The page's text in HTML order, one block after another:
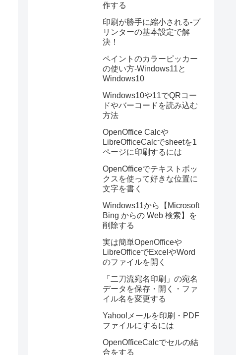
作する
印刷が勝手に縮小される-プ
リンターの基本設定で解
決！
ペイントのカラーピッカー
の使い方-Windows11と
Windows10
Windows10や11でQRコー
ドやバーコードを読み込む
方法
OpenOffice Calcや
LibreOfficeCalcでsheetを1
ページに印刷するには
OpenOfficeでテキストボッ
クスを使って好きな位置に
文字を書く
Windows11から【Microsoft
Bing からの Web 検索】を
削除する
実は簡単OpenOfficeや
LibreOfficeでExcelやWord
のファイルを開く
「二刀流宛名印刷」の宛名
データを保存・開く・ファ
イル名を変更する
Yahoo!メールを印刷・PDF
ファイルにするには
OpenOfficeCalcでセルの結
合をする